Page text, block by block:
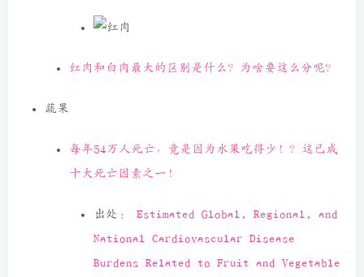
红肉和白肉最大的区别是什么？为啥要这么分呢？
蔬果
每年54万人死亡，竟是因为水果吃得少！？这已成
十大死亡因素之一！
出处： Estimated Global, Regional, and
National Cardiovascular Disease
Burdens Related to Fruit and Vegetable